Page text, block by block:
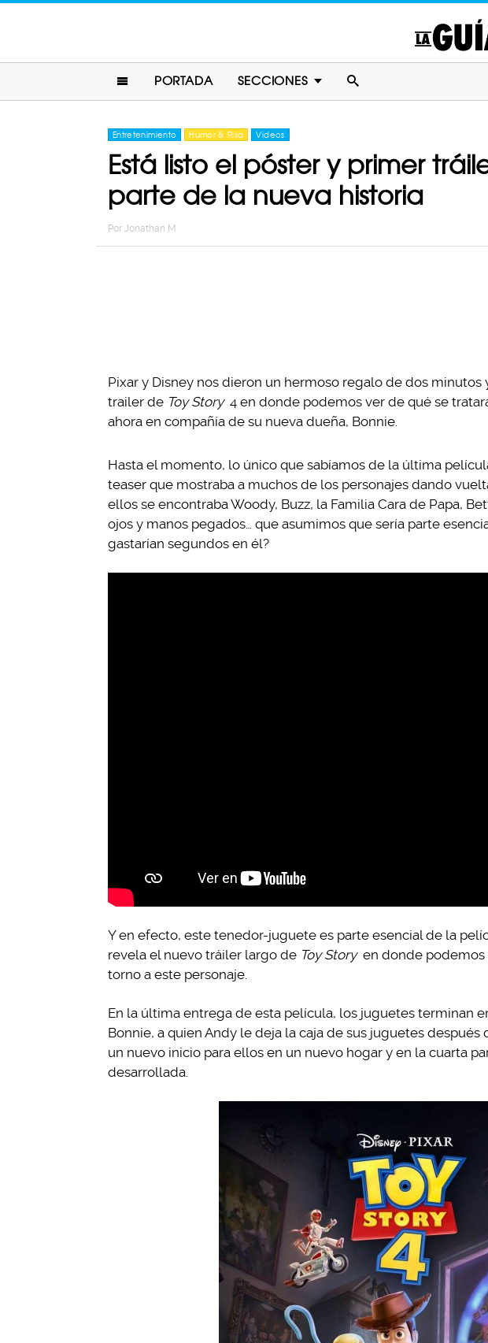
PORTADA SECCIONES
Entretenimiento Humor & Risa Videos
Está listo el póster y primer
parte de la nueva historia
Por Jonathan M
Pixar y Disney nos dieron un hermoso regalo de dos
trailer de Toy Story 4 en donde podemos ver de qué se
ahora en compañía de su nueva dueña, Bonnie.
Hasta el momento, lo único que sabíamos de la última
teaser que mostraba a muchos de los personajes dando
ellos se encontraba Woody, Buzz, la Familia Cara de Papa,
ojos y manos pegados… que asumimos que sería parte
gastarían segundos en él?
Y en efecto, este tenedor-juguete es parte esencial de la
revela el nuevo tráiler largo de Toy Story en donde
torno a este personaje.
En la última entrega de esta película, los juguetes terminan
Bonnie, a quien Andy le deja la caja de sus juguetes después
un nuevo inicio para ellos en un nuevo hogar y en la cuarta
desarrollada.